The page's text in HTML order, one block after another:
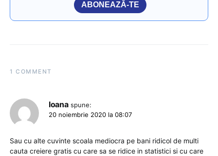
ABONEAZĂ-TE
1 COMMENT
Ioana spune:
20 noiembrie 2020 la 08:07
Sau cu alte cuvinte scoala mediocra pe bani ridicol de multi
cauta creiere gratis cu care sa se ridice in statistici si cu care